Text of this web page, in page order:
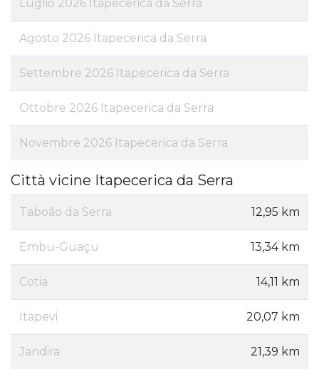
Luglio 2026 Itapecerica da Serra
Agosto 2026 Itapecerica da Serra
Settembre 2026 Itapecerica da Serra
Ottobre 2026 Itapecerica da Serra
Novembre 2026 Itapecerica da Serra
Città vicine Itapecerica da Serra
Taboão da Serra 12,95 km
Embu-Guaçu 13,34 km
Cotia 14,11 km
Itapevi 20,07 km
Jandira 21,39 km